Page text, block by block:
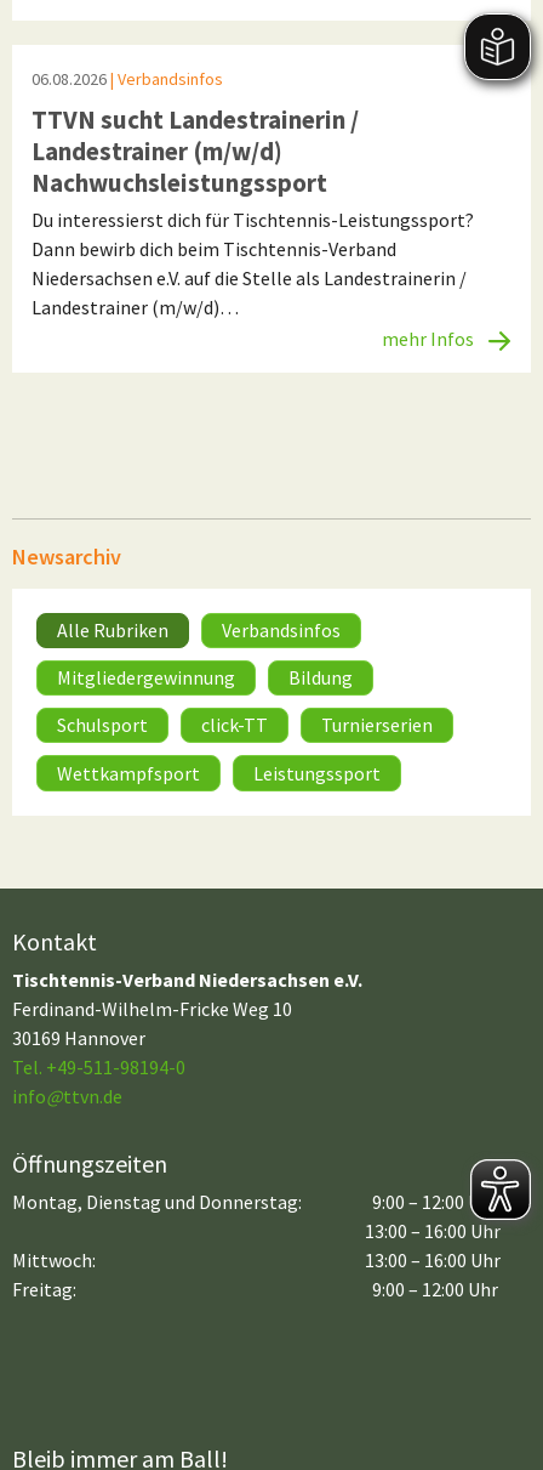
06.08.2026| Verbandsinfos
TTVN sucht Landestrainerin /
Landestrainer (m/w/d)
Nachwuchsleistungssport
Du interessierst dich für Tischtennis-Leistungssport?
Dann bewirb dich beim Tischtennis-Verband
Niedersachsen e.V. auf die Stelle als Landestrainerin /
Landestrainer (m/w/d)…
mehr Infos
Newsarchiv
Alle Rubriken
Verbandsinfos
Mitgliedergewinnung
Bildung
Schulsport
click-TT
Turnierserien
Wettkampfsport
Leistungssport
Kontakt
Tischtennis-Verband Niedersachsen e.V.
Ferdinand-Wilhelm-Fricke Weg 10
30169 Hannover
Tel. +49-511-98194-0
info@ttvn.de
Öffnungszeiten
Montag, Dienstag und Donnerstag:
9:00 – 12:00 Uhr
13:00 – 16:00 Uhr
Mittwoch:
Freitag:
13:00 – 16:00 Uhr
9:00 – 12:00 Uhr
Bleib immer am Ball!